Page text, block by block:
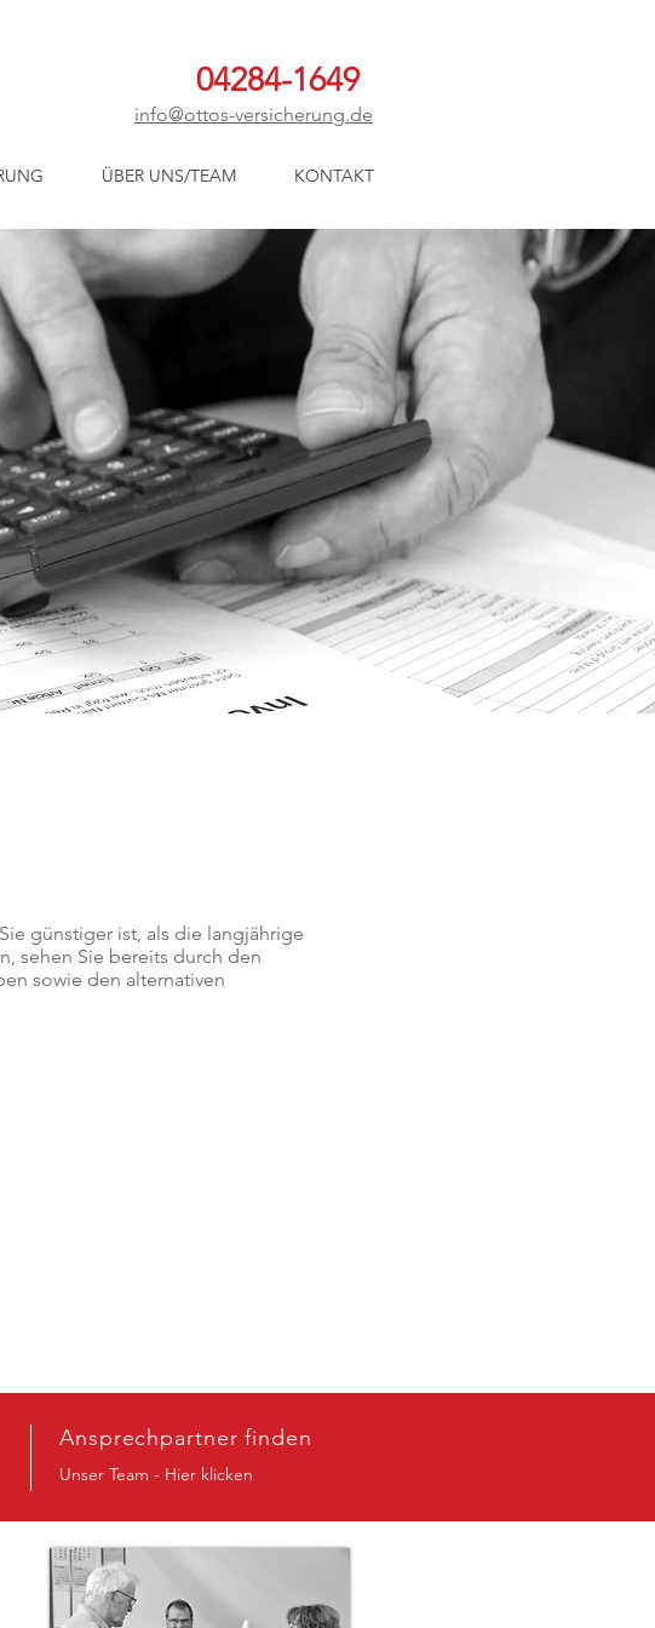
04284-1649
info@ottos-versicherung.de
ÜBER UNS/TEAM KONTAKT
günstiger ist, als die langjährige
sehen Sie bereits durch den
sowie den alternativen
Ansprechpartner finden
Unser Team - Hier klicken